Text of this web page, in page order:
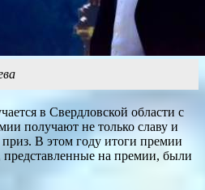
в Свердловской области с
получают не только славу и
В этом году итоги премии
на премии, были